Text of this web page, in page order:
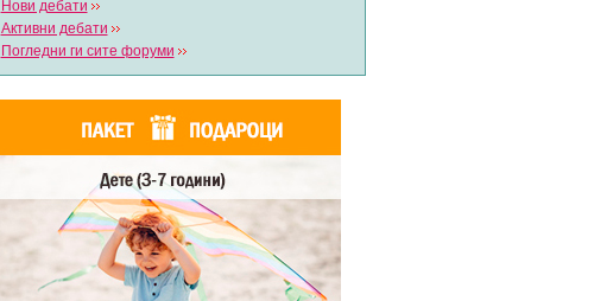
Нови дебати
Активни дебати
Погледни ги сите форуми